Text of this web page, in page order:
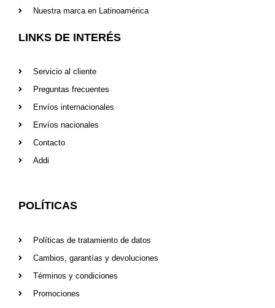
Nuestra marca en Latinoamérica
LINKS DE INTERÉS
Servicio al cliente
Preguntas frecuentes
Envíos internacionales
Envíos nacionales
Contacto
Addi
POLÍTICAS
Políticas de tratamiento de datos
Cambios, garantías y devoluciones
Términos y condiciones
Promociones